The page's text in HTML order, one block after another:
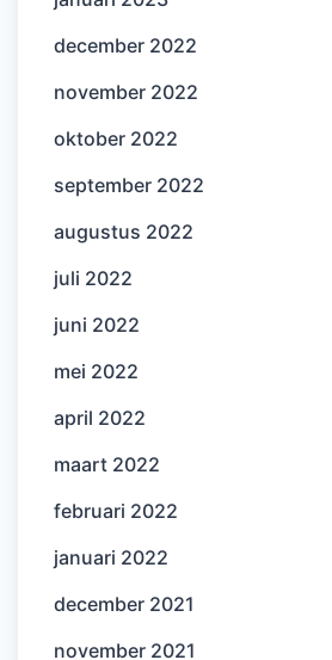
december 2022
november 2022
oktober 2022
september 2022
augustus 2022
juli 2022
juni 2022
mei 2022
april 2022
maart 2022
februari 2022
januari 2022
december 2021
november 2021